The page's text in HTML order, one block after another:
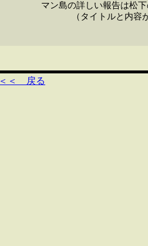
マン島の詳しい報告は松
（タイトルと内容
＜＜ 戻る